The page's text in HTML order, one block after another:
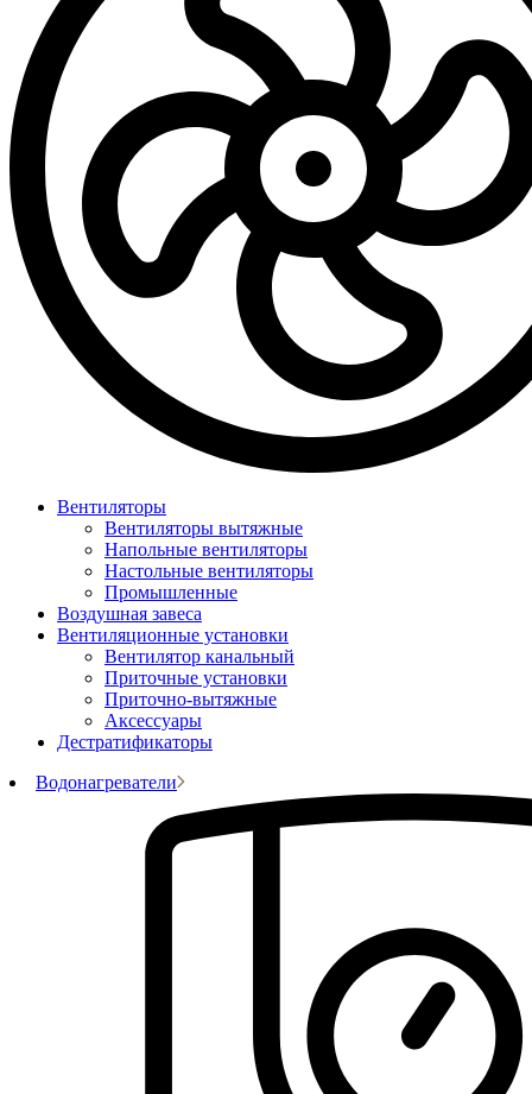
Вентиляторы
Вентиляторы вытяжные
Напольные вентиляторы
Настольные вентиляторы
Промышленные
Воздушная завеса
Вентиляционные установки
Вентилятор канальный
Приточные установки
Приточно-вытяжные
Аксессуары
Дестратификаторы
Водонагреватели